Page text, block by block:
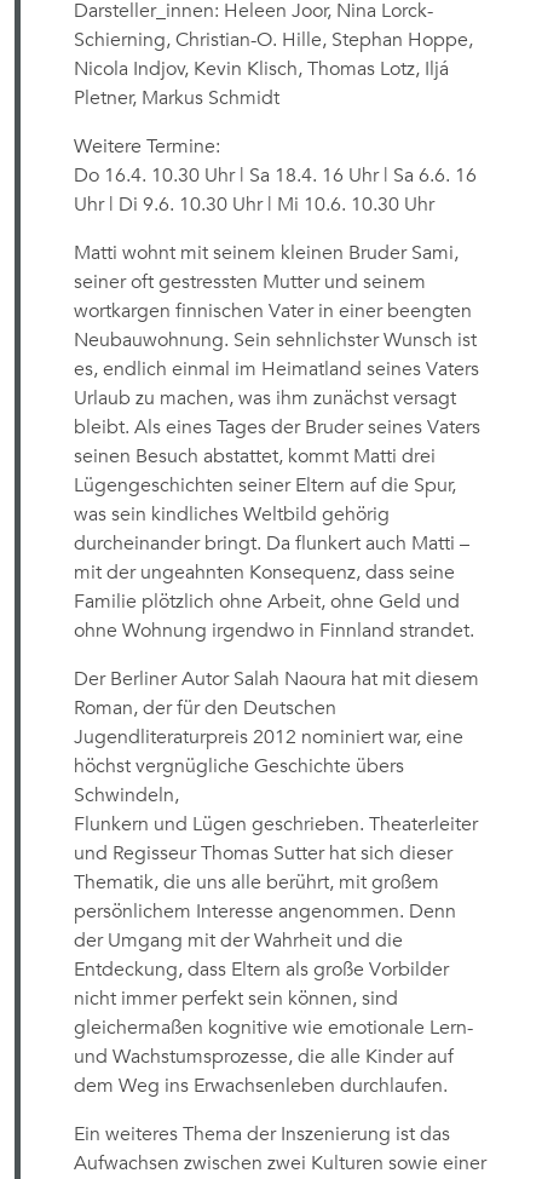
Darsteller_innen: Heleen Joor, Nina Lorck-
Schierning, Christian-O. Hille, Stephan Hoppe,
Nicola Indjov, Kevin Klisch, Thomas Lotz, Iljá
Pletner, Markus Schmidt
Weitere Termine:
Do 16.4. 10.30 Uhr | Sa 18.4. 16 Uhr | Sa 6.6. 16
Uhr | Di 9.6. 10.30 Uhr | Mi 10.6. 10.30 Uhr
Matti wohnt mit seinem kleinen Bruder Sami,
seiner oft gestressten Mutter und seinem
wortkargen finnischen Vater in einer beengten
Neubauwohnung. Sein sehnlichster Wunsch ist
es, endlich einmal im Heimatland seines Vaters
Urlaub zu machen, was ihm zunächst versagt
bleibt. Als eines Tages der Bruder seines Vaters
seinen Besuch abstattet, kommt Matti drei
Lügengeschichten seiner Eltern auf die Spur,
was sein kindliches Weltbild gehörig
durcheinander bringt. Da flunkert auch Matti –
mit der ungeahnten Konsequenz, dass seine
Familie plötzlich ohne Arbeit, ohne Geld und
ohne Wohnung irgendwo in Finnland strandet.
Der Berliner Autor Salah Naoura hat mit diesem
Roman, der für den Deutschen
Jugendliteraturpreis 2012 nominiert war, eine
höchst vergnügliche Geschichte übers
Schwindeln,
Flunkern und Lügen geschrieben. Theaterleiter
und Regisseur Thomas Sutter hat sich dieser
Thematik, die uns alle berührt, mit großem
persönlichem Interesse angenommen. Denn
der Umgang mit der Wahrheit und die
Entdeckung, dass Eltern als große Vorbilder
nicht immer perfekt sein können, sind
gleichermaßen kognitive wie emotionale Lern-
und Wachstumsprozesse, die alle Kinder auf
dem Weg ins Erwachsenleben durchlaufen.
Ein weiteres Thema der Inszenierung ist das
Aufwachsen zwischen zwei Kulturen sowie einer